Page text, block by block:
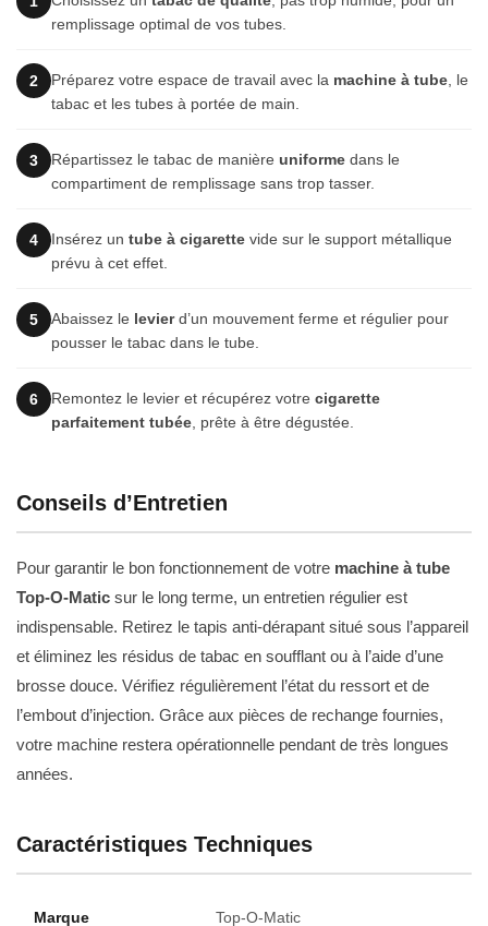
remplissage optimal de vos tubes.
2 Préparez votre espace de travail avec la machine à tube , le
tabac et les tubes à portée de main.
3 Répartissez le tabac de manière uniforme dans le
compartiment de remplissage sans trop tasser.
4 Insérez un tube à cigarette vide sur le support métallique
prévu à cet effet.
5 Abaissez le levierd’un mouvement ferme et régulier pour
pousser le tabac dans le tube.
6 Remontez le levier et récupérez votre cigarette
parfaitement tubée , prête à être dégustée.
Conseils d’Entretien
Pour garantir le bon fonctionnement de votre machine à tube
Top-O-Matic sur le long terme, un entretien régulier est
indispensable. Retirez le tapis anti-dérapant situé sous l’appareil
et éliminez les résidus de tabac en soufflant ou à l’aide d’une
brosse douce. Vérifiez régulièrement l’état du ressort et de
l’embout d’injection. Grâce aux pièces de rechange fournies,
votre machine restera opérationnelle pendant de très longues
années.
Caractéristiques Techniques
Marque Top-O-Matic